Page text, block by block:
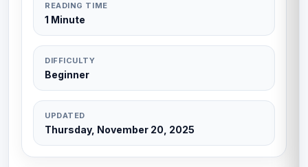
READING TIME
1 Minute
DIFFICULTY
Beginner
UPDATED
Thursday, November 20, 2025